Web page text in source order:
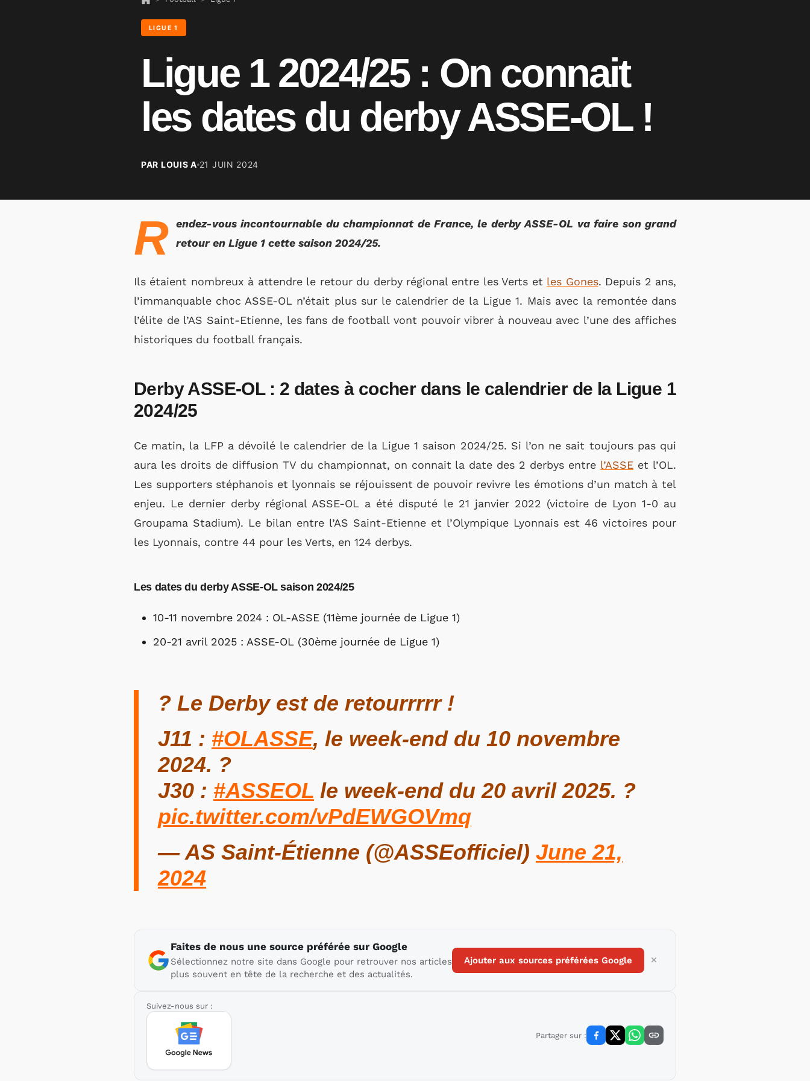
LIGUE 1
Ligue 1 2024/25 : On connait
les dates du derby ASSE-OL !
PAR LOUIS A 21 JUIN 2024
R endez-vous incontournable du championnat de France, le derby ASSE-OL va faire son grand
retour en Ligue 1 cette saison 2024/25.
Ils étaient nombreux à attendre le retour du derby régional entre les Verts et les Gones. Depuis 2 ans,
l’immanquable choc ASSE-OL n’était plus sur le calendrier de la Ligue 1. Mais avec la remontée dans
l’élite de l’AS Saint-Etienne, les fans de football vont pouvoir vibrer à nouveau avec l’une des affiches
historiques du football français.
Derby ASSE-OL : 2 dates à cocher dans le calendrier de la Ligue 1
2024/25
Ce matin, la LFP a dévoilé le calendrier de la Ligue 1 saison 2024/25. Si l’on ne sait toujours pas qui
aura les droits de diffusion TV du championnat, on connait la date des 2 derbys entre l’ASSE et l’OL.
Les supporters stéphanois et lyonnais se réjouissent de pouvoir revivre les émotions d’un match à tel
enjeu. Le dernier derby régional ASSE-OL a été disputé le 21 janvier 2022 (victoire de Lyon 1-0 au
Groupama Stadium). Le bilan entre l’AS Saint-Etienne et l’Olympique Lyonnais est 46 victoires pour
les Lyonnais, contre 44 pour les Verts, en 124 derbys.
Les dates du derby ASSE-OL saison 2024/25
10-11 novembre 2024 : OL-ASSE (11ème journée de Ligue 1)
20-21 avril 2025 : ASSE-OL (30ème journée de Ligue 1)
? Le Derby est de retourrrrr !
J11 : #OLASSE, le week-end du 10 novembre
2024. ?
J30 : #ASSEOL le week-end du 20 avril 2025. ?
pic.twitter.com/vPdEWGOVmq
— AS Saint-Étienne (@ASSEofficiel) June 21,
2024
Faites de nous une source préférée sur Google
Sélectionnez notre site dans Google pour retrouver nos articles
plus souvent en tête de la recherche et des actualités.
Ajouter aux sources préférées Google
Suivez-nous sur :
Partager sur :